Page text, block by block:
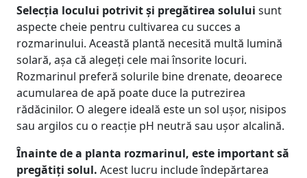
Selecția locului potrivit și pregătirea solului sunt
aspecte cheie pentru cultivarea cu succes a
rozmarinului. Această plantă necesită multă lumină
solară, așa că alegeți cele mai însorite locuri.
Rozmarinul preferă solurile bine drenate, deoarece
acumularea de apă poate duce la putrezirea
rădăcinilor. O alegere ideală este un sol ușor, nisipos
sau argilos cu o reacție pH neutră sau ușor alcalină.
Înainte de a planta rozmarinul, este important să
pregătiți solul. Acest lucru include îndepărtarea